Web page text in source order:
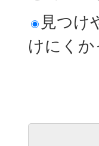
見つけ
けにくか